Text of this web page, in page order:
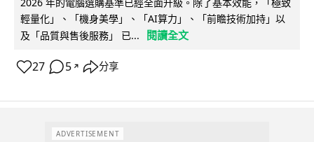
輕量化」、「機身美學」、「AI算力」、「前瞻技術加持」以
及「品質與售後服務」 已...
閱讀全文
27 5 ↗ 分享
ADVERTISEMENT